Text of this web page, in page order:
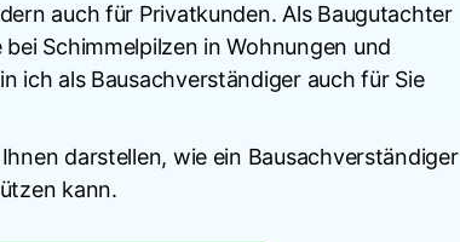
auch für Privatkunden. Als Baugutachter
Schimmelpilzen in Wohnungen und
ich als Bausachverständiger auch für Sie
darstellen, wie ein Bausachverständiger
kann.